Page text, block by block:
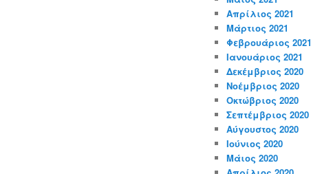
Απρίλιος 2021
Μάρτιος 2021
Φεβρουάριος 2021
Ιανουάριος 2021
Δεκέμβριος 2020
Νοέμβριος 2020
Οκτώβριος 2020
Σεπτέμβριος 2020
Αύγουστος 2020
Ιούνιος 2020
Μάιος 2020